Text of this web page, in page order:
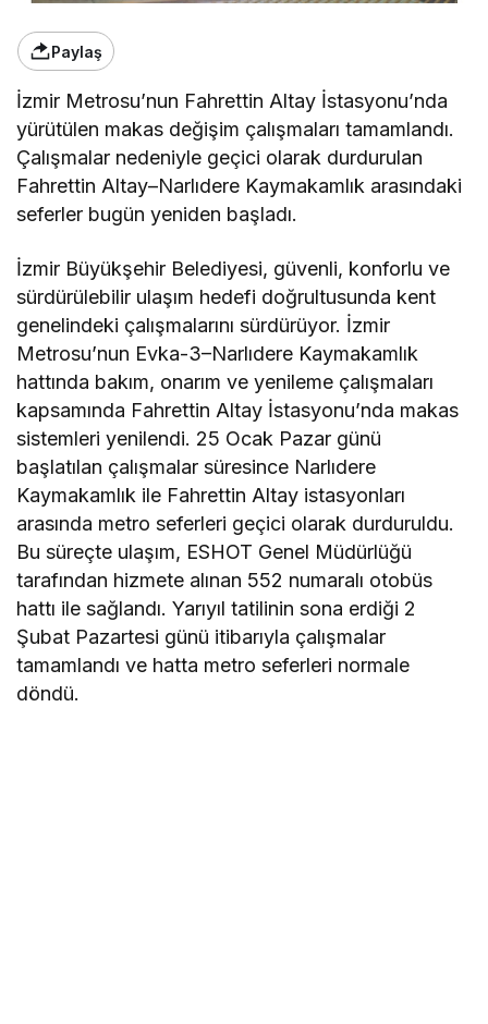
Paylaş
İzmir Metrosu’nun Fahrettin Altay İstasyonu’nda
yürütülen makas değişim çalışmaları tamamlandı.
Çalışmalar nedeniyle geçici olarak durdurulan
Fahrettin Altay–Narlıdere Kaymakamlık arasındaki
seferler bugün yeniden başladı.
İzmir Büyükşehir Belediyesi, güvenli, konforlu ve
sürdürülebilir ulaşım hedefi doğrultusunda kent
genelindeki çalışmalarını sürdürüyor. İzmir
Metrosu’nun Evka-3–Narlıdere Kaymakamlık
hattında bakım, onarım ve yenileme çalışmaları
kapsamında Fahrettin Altay İstasyonu’nda makas
sistemleri yenilendi. 25 Ocak Pazar günü
başlatılan çalışmalar süresince Narlıdere
Kaymakamlık ile Fahrettin Altay istasyonları
arasında metro seferleri geçici olarak durduruldu.
Bu süreçte ulaşım, ESHOT Genel Müdürlüğü
tarafından hizmete alınan 552 numaralı otobüs
hattı ile sağlandı. Yarıyıl tatilinin sona erdiği 2
Şubat Pazartesi günü itibarıyla çalışmalar
tamamlandı ve hatta metro seferleri normale
döndü.